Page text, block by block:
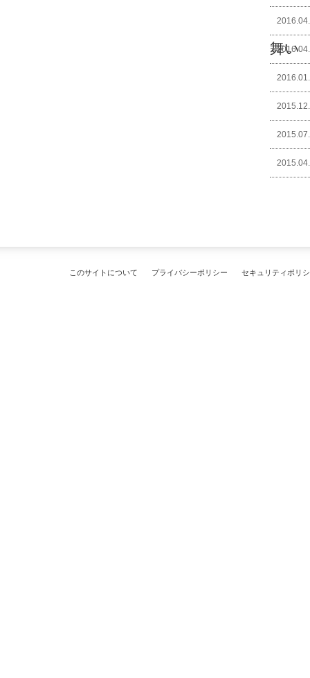
舞い
このサイトについて プライバシーポリシー セキュリティポリ